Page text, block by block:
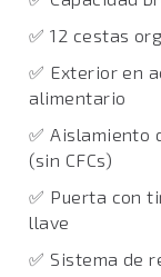
✅ 12 cestas
✅ Exterior en
alimentario
✅ Aislamiento
(sin CFCs)
✅ Puerta con
llave
✅ Sistema de